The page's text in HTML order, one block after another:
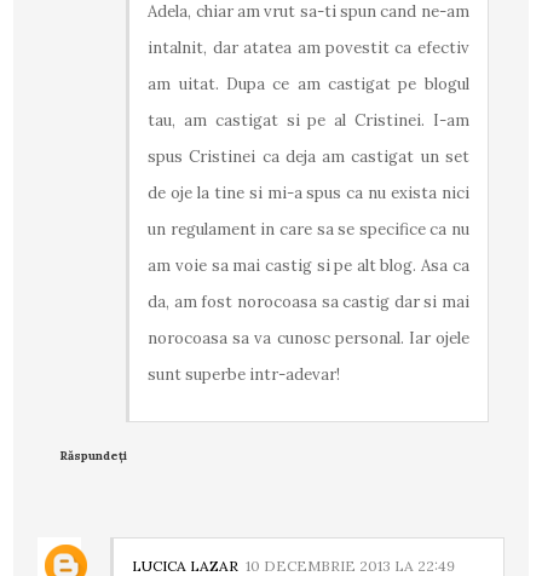
Adela, chiar am vrut sa-ti spun cand ne-am
intalnit, dar atatea am povestit ca efectiv
am uitat. Dupa ce am castigat pe blogul
tau, am castigat si pe al Cristinei. I-am
spus Cristinei ca deja am castigat un set
de oje la tine si mi-a spus ca nu exista nici
un regulament in care sa se specifice ca nu
am voie sa mai castig si pe alt blog. Asa ca
da, am fost norocoasa sa castig dar si mai
norocoasa sa va cunosc personal. Iar ojele
sunt superbe intr-adevar!
Răspundeți
LUCICA LAZAR 10 DECEMBRIE 2013 LA 22:49